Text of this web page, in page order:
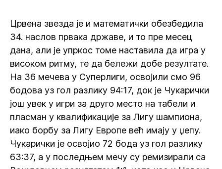
Црвена звезда је и математички обезбедила
34. наслов првака државе, и то пре месец
дана, али је упркос томе наставила да игра у
високом ритму, те да бележи добе резултате.
На 36 мечева у Суперлиги, освојили смо 96
бодова уз гол разлику 94:17, док је Чукарички
још увек у игри за друго место на табели и
пласман у квалификације за Лигу шампиона,
иако борбу за Лигу Европе већ имају у џепу.
Чукарички је освојио 72 бода уз гол разлику
63:37, а у последњем мечу су ремизирали са